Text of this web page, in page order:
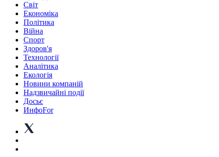
Світ
Економіка
Політика
Війна
Спорт
Здоров'я
Технології
Аналітика
Екологія
Новини компаній
Надзвичайні події
Досьє
ИнфоFor